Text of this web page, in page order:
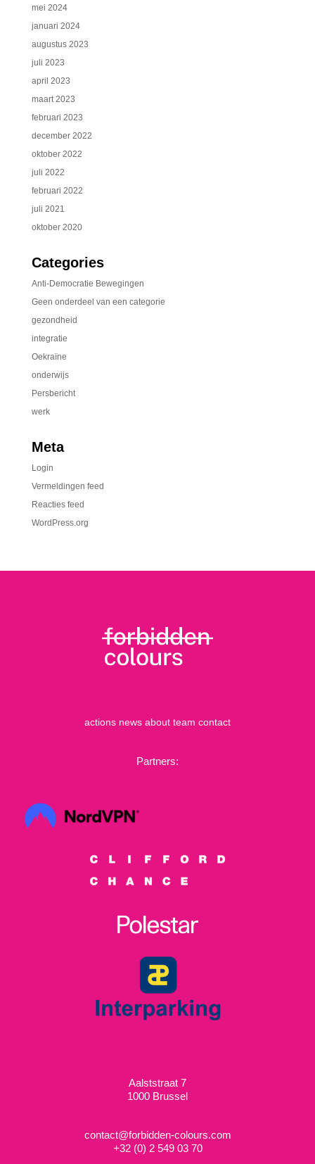
mei 2024
januari 2024
augustus 2023
juli 2023
april 2023
maart 2023
februari 2023
december 2022
oktober 2022
juli 2022
februari 2022
juli 2021
oktober 2020
Categories
Anti-Democratie Bewegingen
Geen onderdeel van een categorie
gezondheid
integratie
Oekraïne
onderwijs
Persbericht
werk
Meta
Login
Vermeldingen feed
Reacties feed
WordPress.org
actions news about team contact
Partners:
Aalststraat 7
1000 Brussel
contact@forbidden-colours.com
+32 (0) 2 549 03 70